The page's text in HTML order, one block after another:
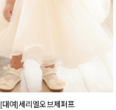
[대여]세리엘오브제퍼프